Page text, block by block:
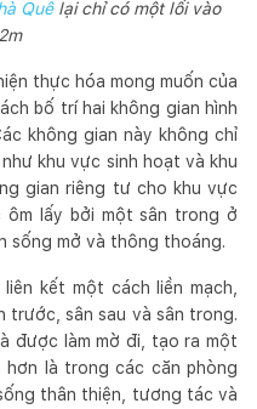
Quêlại chỉ có một lối vào
thực hóa mong muốn của
bố trí hai không gian hình
không gian này không chỉ
khu vực sinh hoạt và khu
gian riêng tư cho khu vực
lấy bởi một sân trong ở
sống mở và thông thoáng.
kết một cách liền mạch,
trước, sân sau và sân trong.
được làm mờ đi, tạo ra một
là trong các căn phòng
thân thiện, tương tác và